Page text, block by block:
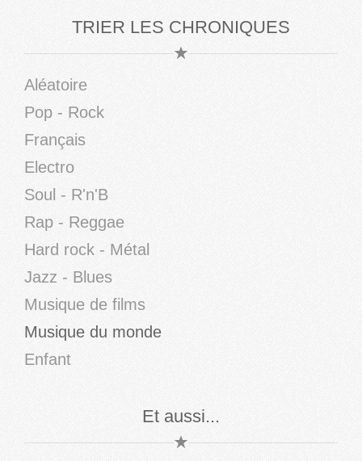
TRIER LES CHRONIQUES
Aléatoire
Pop - Rock
Français
Electro
Soul - R'n'B
Rap - Reggae
Hard rock - Métal
Jazz - Blues
Musique de films
Musique du monde
Enfant
Et aussi...